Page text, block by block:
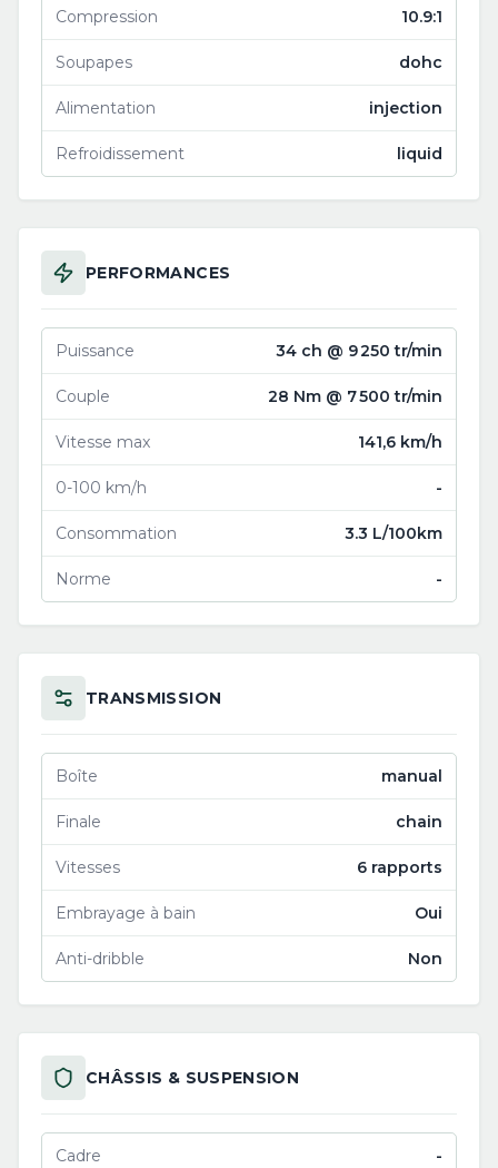
Compression 10.9:1
Soupapes dohc
Alimentation injection
Refroidissement liquid
PERFORMANCES
Puissance 34 ch @ 9 250 tr/min
Couple 28 Nm @ 7 500 tr/min
Vitesse max 141,6 km/h
0-100 km/h -
Consommation 3.3 L/100km
Norme -
TRANSMISSION
Boîte manual
Finale chain
Vitesses 6 rapports
Embrayage à bain Oui
Anti-dribble Non
CHÂSSIS & SUSPENSION
Cadre -